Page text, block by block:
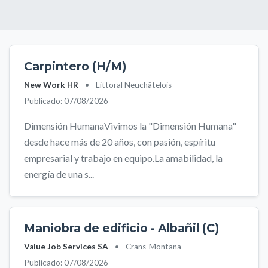
Carpintero (H/M)
New Work HR •
Littoral Neuchâtelois
Publicado: 07/08/2026
Dimensión HumanaVivimos la "Dimensión Humana"
desde hace más de 20 años, con pasión, espíritu
empresarial y trabajo en equipo.La amabilidad, la
energía de una s...
Maniobra de edificio - Albañil (C)
Value Job Services SA •
Crans-Montana
Publicado: 07/08/2026